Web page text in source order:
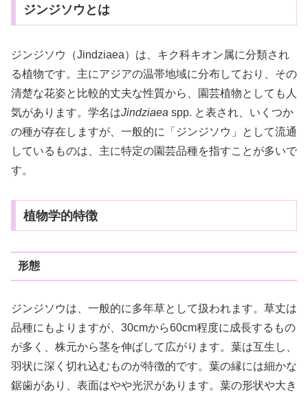
ジンジソウとは
ジンジソウ（Jindziaea）は、キク科キオン属に分類され
る植物です。主にアジアの温帯地域に分布しており、その
清楚な花姿と比較的丈夫な性質から、園芸植物としても人
気があります。学名はJindziaea spp. と表され、いくつか
の種が存在しますが、一般的に「ジンジソウ」として流通
しているものは、主に特定の園芸品種を指すことが多いで
す。
植物学的特徴
形態
ジンジソウは、一般的に多年草として扱われます。草丈は
品種にもよりますが、30cmから60cm程度に成長するもの
が多く、株元から茎を伸ばして広がります。葉は互生し、
羽状に深く切れ込むものが特徴的です。葉の縁には細かな
鋸歯があり、表面はやや光沢があります。葉の形状や大き